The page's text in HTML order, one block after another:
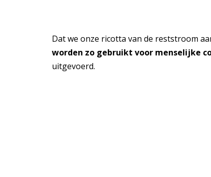
Dat we onze ricotta van de reststroom
worden zo gebruikt voor menselijke
uitgevoerd.